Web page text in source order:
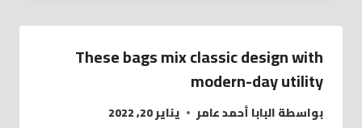
These bags mix classic design with
modern-day utility
بواسطةالبابا أحمد عامر يناير 20, 2022